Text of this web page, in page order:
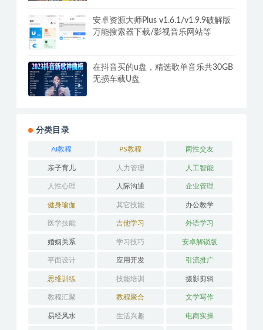
安卓资源大师Plus v1.6.1/v1.9.9破解版
万能搜索器下载/影视音乐网站等
在抖音买的u盘，精选歌单音乐共30GB
无损车载U盘
分类目录
AI教程 PS教程 两性交友
亲子育儿 人力管理 人工智能
人性心理 人际沟通 企业管理
健身瑜伽 其它技能 办公教学
医学技能 吉他学习 外语学习
婚姻关系 学习技巧 安卓解锁版
平面设计 应用开发 引流推广
思维训练 技能培训 摄影剪辑
教程汇聚 教程聚合 文学写作
易经风水 生活兴趣 电商实操